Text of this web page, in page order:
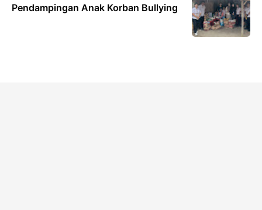
Pendampingan Anak Korban Bullying